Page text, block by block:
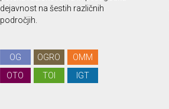
dejavnost na šestih različnih
področjih.
OG OGRO
OMM
OTO
TOI IGT